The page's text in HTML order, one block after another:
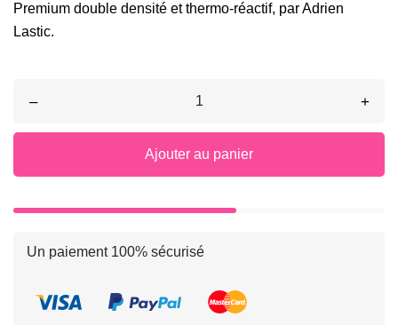
Premium double densité et thermo-réactif, par Adrien
Lastic.
– +
Ajouter au panier
Un paiement 100% sécurisé